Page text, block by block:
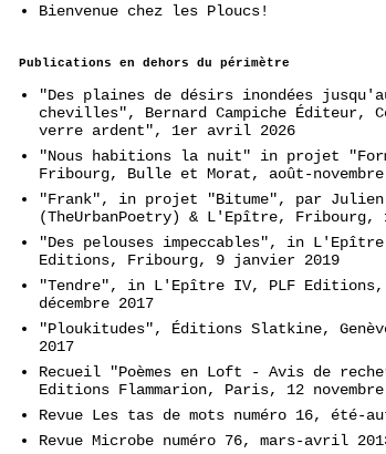
Bienvenue chez les Ploucs!
Publications en dehors du périmètre
"Des plaines de désirs inondées
chevilles", Bernard Campiche Éditeur,
verre ardent", 1er avril 2026
"Nous habitions la nuit" in projet
Fribourg, Bulle et Morat, août-novembre
"Frank", in projet "Bitume", par Julien
(TheUrbanPoetry) & L'Epître, Fribourg,
"Des pelouses impeccables", in L'Epître
Editions, Fribourg, 9 janvier 2019
"Tendre", in L'Epître IV, PLF
décembre 2017
"Ploukitudes", Éditions Slatkine,
2017
Recueil "Poèmes en Loft - Avis de
Editions Flammarion, Paris, 12 novembre
Revue Les tas de mots numéro 16, été-
Revue Microbe numéro 76, mars-avril